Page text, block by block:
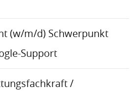
(w/m/d) Schwerpunkt
Support
/